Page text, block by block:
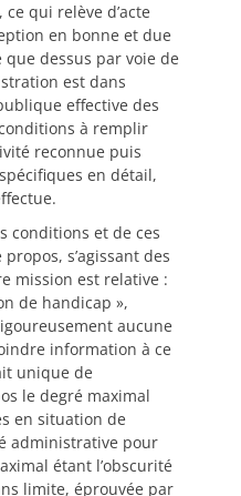
qui relève d’acte
en bonne et due
dessus par voie de
est dans
effective des
à remplir
reconnue puis
en détail,
conditions et de ces
s’agissant des
mission est relative :
de handicap »,
aucune
information à ce
unique de
le degré maximal
en situation de
administrative pour
étant l’obscurité
limite, éprouvée par